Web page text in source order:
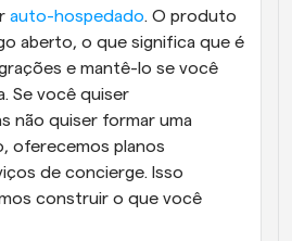
auto-hospedado. O produto
aberto, o que significa que é
e mantê-lo se você
Se você quiser
não quiser formar uma
oferecemos planos
de concierge. Isso
construir o que você